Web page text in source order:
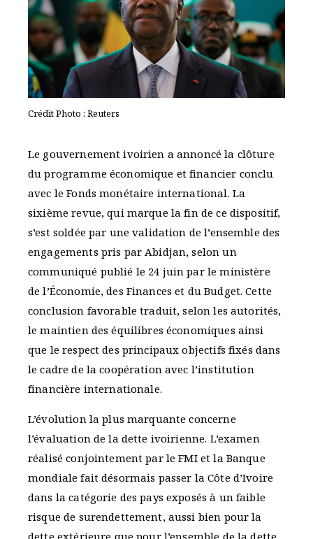
Crédit Photo : Reuters
Le gouvernement ivoirien a annoncé la clôture
du programme économique et financier conclu
avec le Fonds monétaire international. La
sixième revue, qui marque la fin de ce dispositif,
s’est soldée par une validation de l’ensemble des
engagements pris par Abidjan, selon un
communiqué publié le 24 juin par le ministère
de l’Économie, des Finances et du Budget. Cette
conclusion favorable traduit, selon les autorités,
le maintien des équilibres économiques ainsi
que le respect des principaux objectifs fixés dans
le cadre de la coopération avec l’institution
financière internationale.
L’évolution la plus marquante concerne
l’évaluation de la dette ivoirienne. L’examen
réalisé conjointement par le FMI et la Banque
mondiale fait désormais passer la Côte d’Ivoire
dans la catégorie des pays exposés à un faible
risque de surendettement, aussi bien pour la